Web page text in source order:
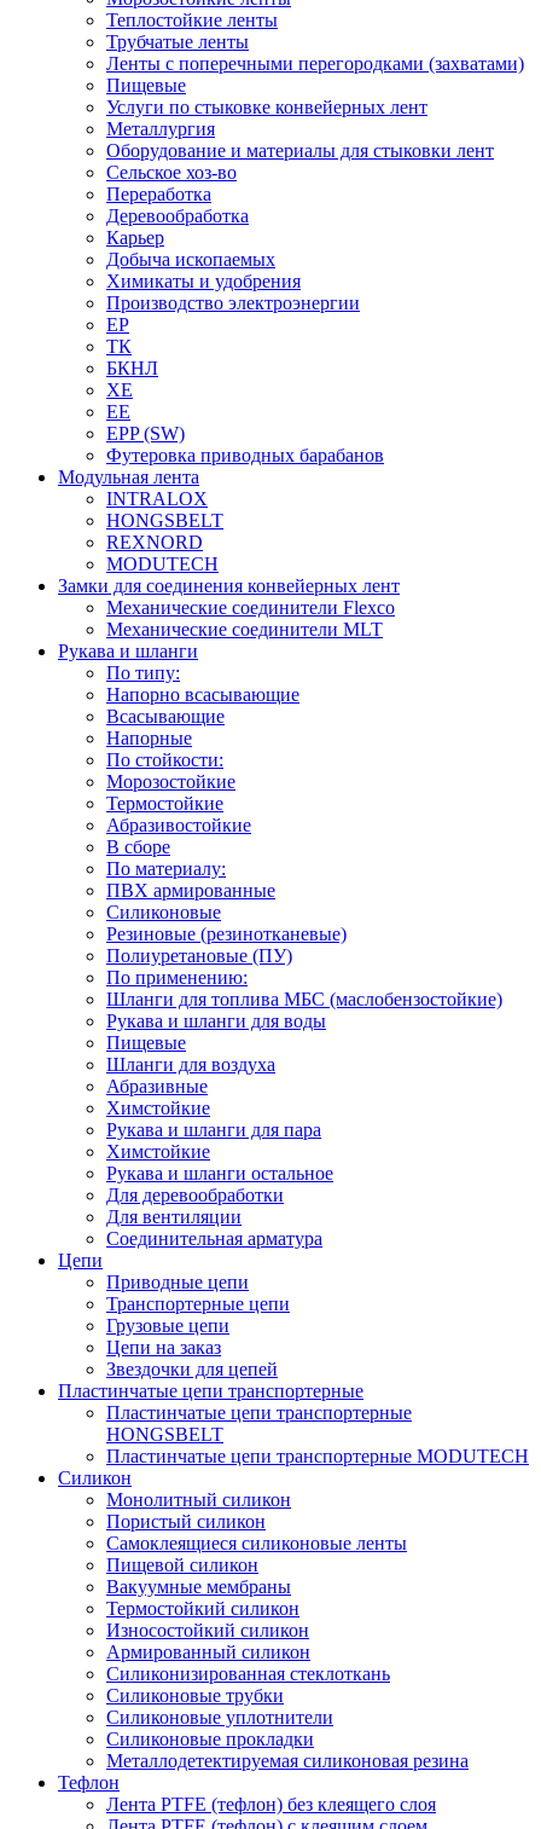
Теплостойкие ленты
Трубчатые ленты
Ленты с поперечными перегородками (захватами)
Пищевые
Услуги по стыковке конвейерных лент
Металлургия
Оборудование и материалы для стыковки лент
Сельское хоз-во
Переработка
Деревообработка
Карьер
Добыча ископаемых
Химикаты и удобрения
Производство электроэнергии
EP
ТК
БКНЛ
XE
EE
EPP (SW)
Футеровка приводных барабанов
Модульная лента
INTRALOX
HONGSBELT
REXNORD
MODUTECH
Замки для соединения конвейерных лент
Механические соединители Flexco
Механические соединители MLT
Рукава и шланги
По типу:
Напорно всасывающие
Всасывающие
Напорные
По стойкости:
Морозостойкие
Термостойкие
Абразивостойкие
В сборе
По материалу:
ПВХ армированные
Силиконовые
Резиновые (резинотканевые)
Полиуретановые (ПУ)
По применению:
Шланги для топлива МБС (маслобензостойкие)
Рукава и шланги для воды
Пищевые
Шланги для воздуха
Абразивные
Химстойкие
Рукава и шланги для пара
Химстойкие
Рукава и шланги остальное
Для деревообработки
Для вентиляции
Соединительная арматура
Цепи
Приводные цепи
Транспортерные цепи
Грузовые цепи
Цепи на заказ
Звездочки для цепей
Пластинчатые цепи транспортерные
Пластинчатые цепи транспортерные
HONGSBELT
Пластинчатые цепи транспортерные MODUTECH
Силикон
Монолитный силикон
Пористый силикон
Самоклеящиеся силиконовые ленты
Пищевой силикон
Вакуумные мембраны
Термостойкий силикон
Износостойкий силикон
Армированный силикон
Силиконизированная стеклоткань
Силиконовые трубки
Силиконовые уплотнители
Силиконовые прокладки
Металлодетектируемая силиконовая резина
Тефлон
Лента PTFE (тефлон) без клеящего слоя